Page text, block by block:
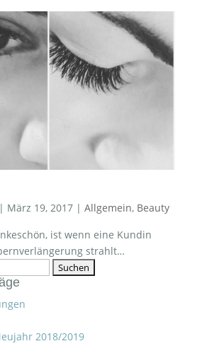
März 19, 2017| Allgemein, Beauty
ist wenn eine Kundin
strahlt…
2018/2019